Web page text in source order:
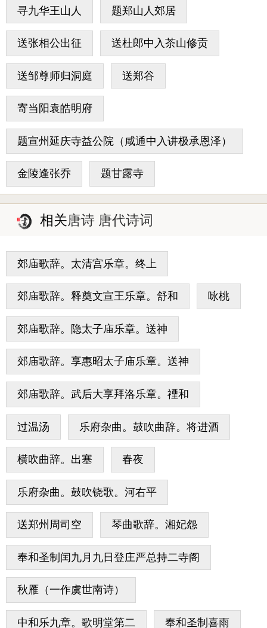
寻九华王山人 题郑山人郊居
送张相公出征 送杜郎中入茶山修贡
送邹尊师归洞庭 送郑谷
寄当阳袁皓明府
题宣州延庆寺益公院（咸通中入讲极承恩泽）
金陵逢张乔 题甘露寺
相关唐诗 唐代诗词
郊庙歌辞。太清宫乐章。终上
郊庙歌辞。释奠文宣王乐章。舒和 咏桃
郊庙歌辞。隐太子庙乐章。送神
郊庙歌辞。享惠昭太子庙乐章。送神
郊庙歌辞。武后大享拜洛乐章。禋和
过温汤 乐府杂曲。鼓吹曲辞。将进酒
横吹曲辞。出塞 春夜
乐府杂曲。鼓吹铙歌。河右平
送郑州周司空 琴曲歌辞。湘妃怨
奉和圣制闰九月九日登庄严总持二寺阁
秋雁（一作虞世南诗）
中和乐九章。歌明堂第二 奉和圣制喜雨